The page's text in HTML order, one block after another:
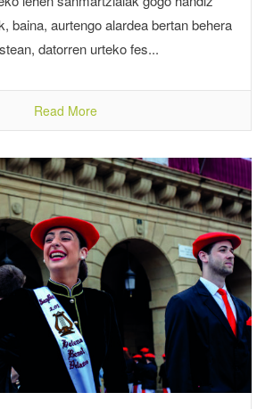
baina, aurtengo alardea bertan behera
datorren urteko fes...
Read More